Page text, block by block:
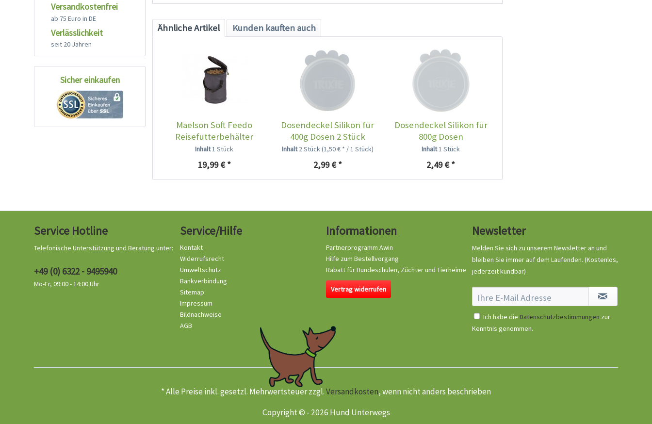
Versandkostenfrei
ab 75 Euro in DE
Verlässlichkeit
seit 20 Jahren
Sicher einkaufen
Ähnliche Artikel Kunden kauften auch
Maelson Soft Feedo
Reisefutterbehälter
Inhalt1 Stück
19,99 € *
Dosendeckel Silikon für
400g Dosen 2 Stück
Inhalt2 Stück(1,50 € * / 1 Stück)
2,99 € *
Dosendeckel Silikon für
800g Dosen
Inhalt1 Stück
2,49 € *
Service Hotline
Telefonische Unterstützung und Beratung unter:
+49 (0) 6322 - 9495940
Mo-Fr, 09:00 - 14:00 Uhr
Service/Hilfe
Kontakt
Widerrufsrecht
Umweltschutz
Bankverbindung
Sitemap
Impressum
Bildnachweise
AGB
Informationen
Partnerprogramm Awin
Hilfe zum Bestellvorgang
Rabatt für Hundeschulen, Züchter und Tierheime
Vertrag widerrufen
Newsletter
Melden Sie sich zu unserem Newsletter an und
bleiben Sie immer auf dem Laufenden. (Kostenlos,
jederzeit kündbar)
Ich habe die Datenschutzbestimmungen zur
Kenntnis genommen.
* Alle Preise inkl. gesetzl. Mehrwertsteuer zzgl.Versandkosten, wenn nicht anders beschrieben
Copyright © - 2026 Hund Unterwegs